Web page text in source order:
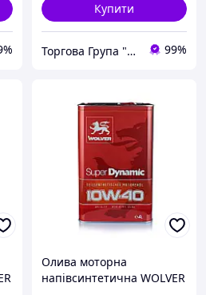
Купити
Торгова Група "ГОТІКА" 99%
Олива моторна
напівсинтетична WOLVER